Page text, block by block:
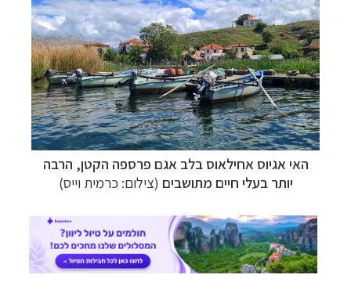
האי אגיוס אחילאוס בלב אגם פרספה הקטן, הרבה
יותר בעלי חיים מתושבים (צילום: כרמית וייס)
המתאים לכם »
מעטפת לוגיסטית מלאה: מלונות, רכב ופעילויות–
לחצו למידע נוסף »
מערכת ניווט חכמה וליווי לאורך כל הדרך– לחצו
להסבר על השירות »